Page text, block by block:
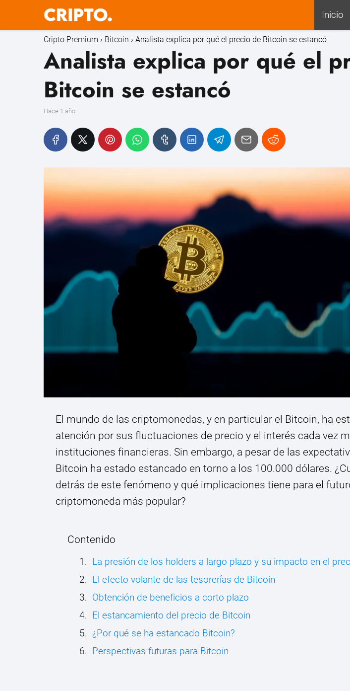
Inicio
Cripto Premium Bitcoin Analista explica por qué el precio de Bitcoin se estancó
Analista explica por qué el
Bitcoin se estancó
hace 1 año
El mundo de las criptomonedas, y en particular el Bitcoin, ha
atención por sus fluctuaciones de precio y el interés cada vez
instituciones financieras. Sin embargo, a pesar de las
Bitcoin ha estado estancado en torno a los 100.000 dólares.
detrás de este fenómeno y qué implicaciones tiene para el
criptomoneda más popular?
Contenido
La presión de los holders a largo plazo y su impacto en el
El efecto volante de las tesorerías de Bitcoin
Obtención de beneficios a corto plazo
El estancamiento del precio de Bitcoin
¿Por qué se ha estancado Bitcoin?
Perspectivas futuras para Bitcoin